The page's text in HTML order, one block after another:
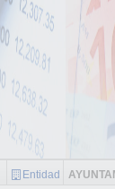
Entidad